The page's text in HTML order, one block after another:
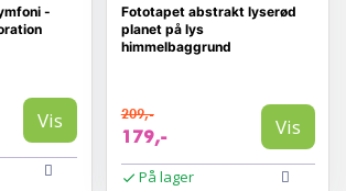
-
Vis
Fototapet abstrakt lyserød
planet på lys
himmelbaggrund
209,-
179,- Vis
På lager